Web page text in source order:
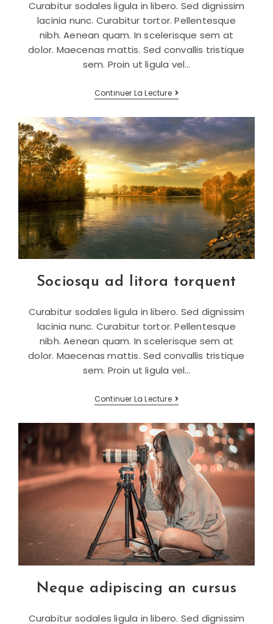
Curabitur sodales ligula in libero. Sed dignissim
lacinia nunc. Curabitur tortor. Pellentesque
nibh. Aenean quam. In scelerisque sem at
dolor. Maecenas mattis. Sed convallis tristique
sem. Proin ut ligula vel…
Continuer La LectureVelusce
Suscipit
Luctus
Sociosqu ad litora torquent
Curabitur sodales ligula in libero. Sed dignissim
lacinia nunc. Curabitur tortor. Pellentesque
nibh. Aenean quam. In scelerisque sem at
dolor. Maecenas mattis. Sed convallis tristique
sem. Proin ut ligula vel…
Continuer La LectureSociosqu
Ad
Torquent
Neque adipiscing an cursus
Curabitur sodales ligula in libero. Sed dignissim